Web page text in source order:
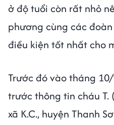
ở độ tuổi còn rất nhỏ
phương cùng các
điều kiện tốt nhất cho
Trước đó vào tháng
trước thông tin cháu T.
xã K.C., huyện Thanh